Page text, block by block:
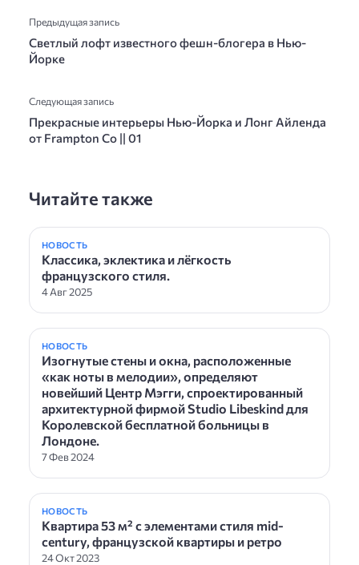
Предыдущая запись
Светлый лофт известного фешн-блогера в Нью-
Йорке
Следующая запись
Прекрасные интерьеры Нью-Йорка и Лонг Айленда
от Frampton Co || 01
Читайте также
НОВОСТЬ
Классика, эклектика и лёгкость
французского стиля.
4 Авг 2025
НОВОСТЬ
Изогнутые стены и окна, расположенные
«как ноты в мелодии», определяют
новейший Центр Мэгги, спроектированный
архитектурной фирмой Studio Libeskind для
Королевской бесплатной больницы в
Лондоне.
7 Фев 2024
НОВОСТЬ
Квартира 53 м² с элементами стиля mid-
century, французской квартиры и ретро
24 Окт 2023